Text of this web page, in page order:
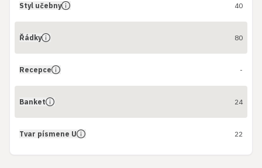
Styl učebny 40
Řádky 80
Recepce -
Banket 24
Tvar písmene U 22